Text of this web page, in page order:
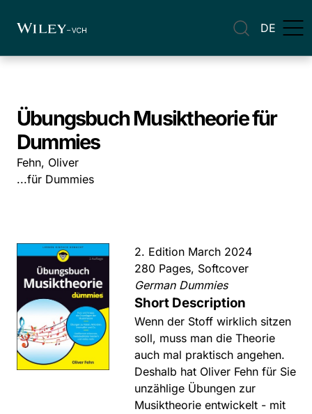
DE
Übungsbuch Musiktheorie für
Dummies
Fehn, Oliver
...für Dummies
2. Edition March 2024
280 Pages, Softcover
German Dummies
Short Description
Wenn der Stoff wirklich sitzen
soll, muss man die Theorie
auch mal praktisch angehen.
Deshalb hat Oliver Fehn für Sie
unzählige Übungen zur
Musiktheorie entwickelt - mit